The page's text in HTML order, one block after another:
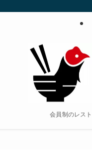
会員制のレス